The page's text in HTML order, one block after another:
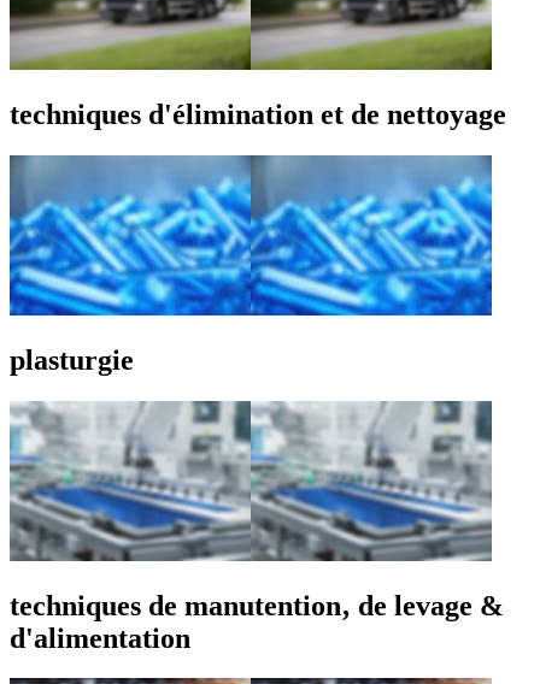
techniques d'élimination et de nettoyage
plasturgie
techniques de manutention‚ de levage &
d'alimentation